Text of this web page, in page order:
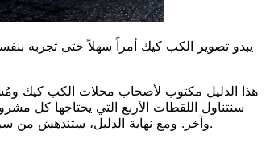
يبدو تصوير الكب كيك أمراً سهلاً حتى تجربه
هذا الدليل مكتوب لأصحاب محلات الكب كيك
سنتناول اللقطات الأربع التي يحتاجها كل
وآخر. ومع نهاية الدليل، ستندهش من سرعة تحويل صينية كب كيك إلى مجموعة صور جاهزة للقائمة. كما سنوضح كيف تتجاوز كل هذا الإعداد بالذكاء الاصطناعي إن كنت تفضّل التركيز على الخَبز.